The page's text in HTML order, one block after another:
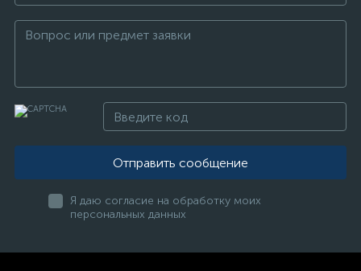
Отправить сообщение
Я даю согласие на обработку моих
персональных данных